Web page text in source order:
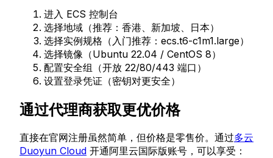
进入 ECS 控制台
选择地域（推荐：香港、新加坡、日本）
选择实例规格（入门推荐：ecs.t6-c1m1.large）
选择镜像（Ubuntu 22.04 / CentOS 8）
配置安全组（开放 22/80/443 端口）
设置登录凭证（密钥对更安全）
通过代理商获取更优价格
直接在官网注册虽然简单，但价格是零售价。通过多云
Duoyun Cloud 开通阿里云国际版账号，可以享受：